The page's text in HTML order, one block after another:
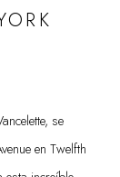
se
en Twelfth